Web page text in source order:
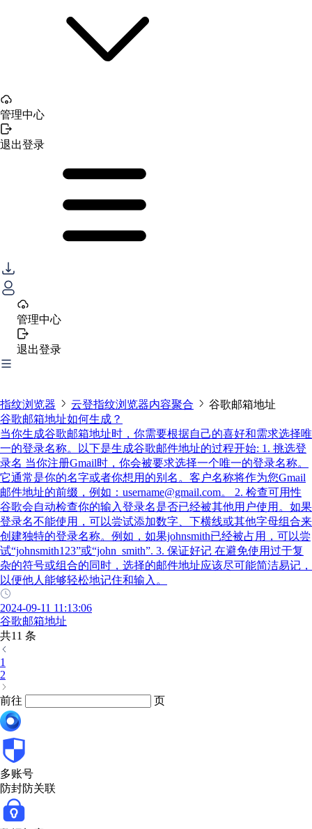
管理中心
退出登录
管理中心
退出登录
指纹浏览器 云登指纹浏览器内容聚合
谷歌邮箱地址
谷歌邮箱地址如何生成？
当你生成谷歌邮箱地址时，你需要根据自己的喜好和需求选择唯
一的登录名称。以下是生成谷歌邮件地址的过程开始: 1. 挑选登
录名 当你注册Gmail时，你会被要求选择一个唯一的登录名称。
它通常是你的名字或者你想用的别名。客户名称将作为您Gmail
邮件地址的前缀，例如：username@gmail.com。 2. 检查可用性
谷歌会自动检查你的输入登录名是否已经被其他用户使用。如果
登录名不能使用，可以尝试添加数字、下横线或其他字母组合来
创建独特的登录名称。例如，如果johnsmith已经被占用，可以尝
试“johnsmith123”或“john_smith”. 3. 保证好记 在避免使用过于复
杂的符号或组合的同时，选择的邮件地址应该尽可能简洁易记，
以便他人能够轻松地记住和输入。
2024-09-11 11:13:06
谷歌邮箱地址
共11 条
1
2
前往 页
多账号
防封防关联